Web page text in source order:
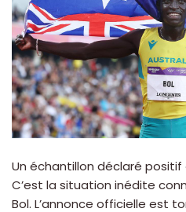
Un échantillon déclaré
C’est la situation inédite
Bol. L’annonce officielle est